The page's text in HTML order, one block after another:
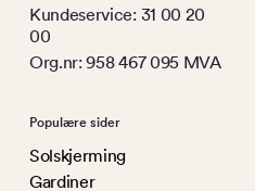
Kundeservice: 31 00 20
00
Org.nr: 958 467 095 MVA
Populære sider
Solskjerming
Gardiner